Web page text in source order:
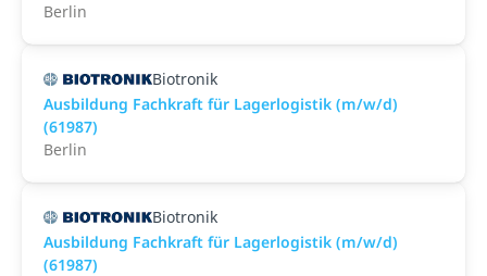
Berlin
Biotronik
Ausbildung Fachkraft für Lagerlogistik (m/w/d)
(61987)
Berlin
Biotronik
Ausbildung Fachkraft für Lagerlogistik (m/w/d)
(61987)